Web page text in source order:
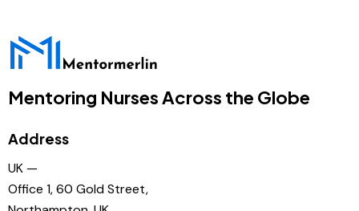
Mentoring Nurses Across the Globe
Address
UK —
Office 1, 60 Gold Street,